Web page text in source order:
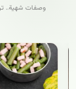
وصفات شهية..